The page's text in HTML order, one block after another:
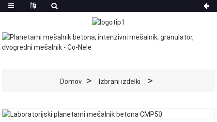
Domov Izbrani izdelki